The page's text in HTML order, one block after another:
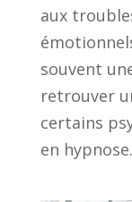
aux
souvent
retrouver
certains
en